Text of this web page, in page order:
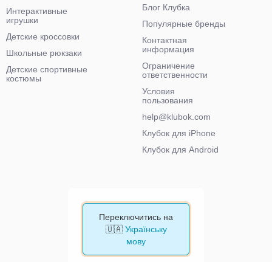
Интерактивные
игрушки
Детские кроссовки
Школьные рюкзаки
Детские спортивные
костюмы
Блог Клубка
Популярные бренды
Контактная
информация
Ограничение
ответственности
Условия
пользования
help@klubok.com
Клубок для iPhone
Клубок для Android
Переключитись на
🇺🇦 Українську
мову